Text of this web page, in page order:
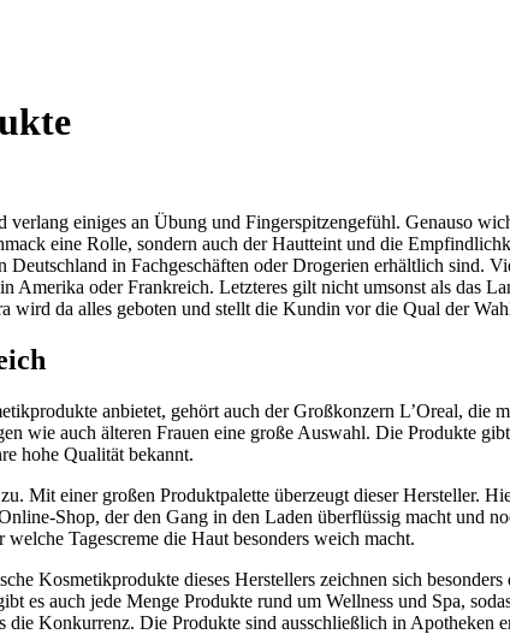
einiges an Übung und Fingerspitzengefühl. Genauso
eine Rolle, sondern auch der Hautteint und die
Deutschland in Fachgeschäften oder Drogerien erhältlich sind.
Amerika oder Frankreich. Letzteres gilt nicht umsonst als das
wird da alles geboten und stellt die Kundin vor die Qual der
anbietet, gehört auch der Großkonzern L’Oreal,
wie auch älteren Frauen eine große Auswahl. Die Produkte
hohe Qualität bekannt.
Mit einer großen Produktpalette überzeugt dieser Hersteller.
Shop, der den Gang in den Laden überflüssig macht und
Tagescreme die Haut besonders weich macht.
Kosmetikprodukte dieses Herstellers zeichnen sich
es auch jede Menge Produkte rund um Wellness und Spa,
die Konkurrenz. Die Produkte sind ausschließlich in Apotheken